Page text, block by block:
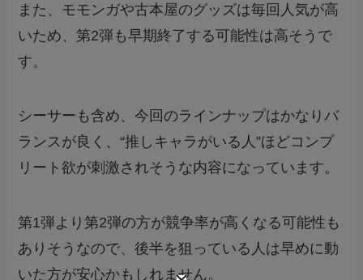
また、モモンガや古本屋のグッズは毎回人気が高
いため、第2弾も早期終了する可能性は高そうで
す。
シーサーも含め、今回のラインナップはかなりバ
ランスが良く、“推しキャラがいる人”ほどコンプ
リート欲が刺激されそうな内容になっています。
第1弾より第2弾の方が競争率が高くなる可能性も
ありそうなので、後半を狙っている人は早めに動
いた方が安心かもしれません。